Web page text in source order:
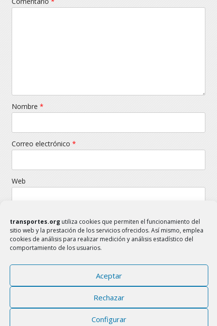
transportes.org utiliza cookies que permiten el funcionamiento del
sitio web y la prestación de los servicios ofrecidos. Así mismo, emplea
cookies de análisis para realizar medición y análisis estadístico del
comportamiento de los usuarios.
Aceptar
Rechazar
Configurar
Nombre *
Correo electrónico *
Web
FAMILIA DEL SECTOR TRANSPORTE
Política de Cookies